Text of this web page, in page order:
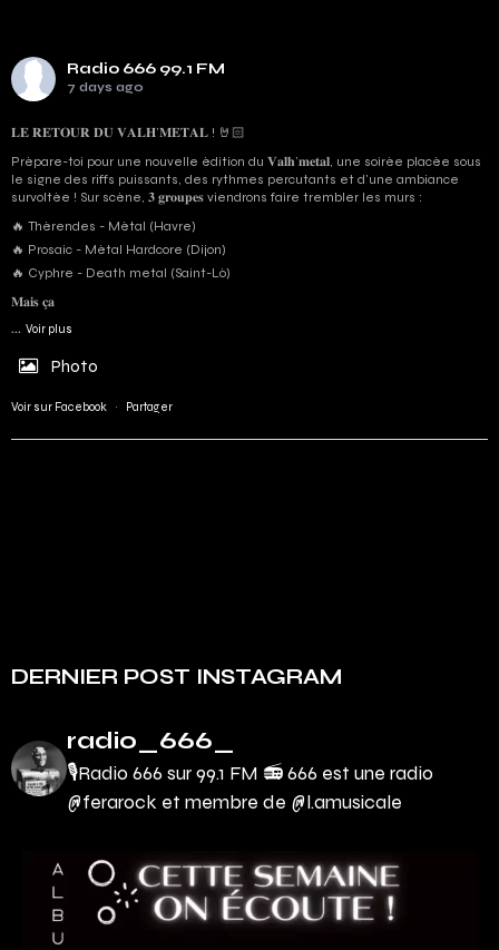
Radio 666 99.1 FM
7 days ago
𝐋𝐄 𝐑𝐄𝐓𝐎𝐔𝐑 𝐃𝐔 𝐕𝐀𝐋𝐇’𝐌𝐄𝐓𝐀𝐋 ! 🤘🏻
Prépare-toi pour une nouvelle édition du 𝐕𝐚𝐥𝐡’𝐦𝐞𝐭𝐚𝐥, une soirée placée sous
le signe des riffs puissants, des rythmes percutants et d'une ambiance
survoltée ! Sur scène, 𝟑 𝐠𝐫𝐨𝐮𝐩𝐞𝐬 viendrons faire trembler les murs :
🔥 Thérendes - Métal (Havre)
🔥 Prosaic - Métal Hardcore (Dijon)
🔥 Cyphre - Death metal (Saint-Lô)
𝐌𝐚𝐢𝐬 𝐜̧𝐚
... Voir plus
Photo
Voir sur Facebook · Partager
DERNIER POST INSTAGRAM
radio_666_
🎙Radio 666 sur 99.1 FM 📻666 est une radio
@ferarock et membre de @l.amusicale